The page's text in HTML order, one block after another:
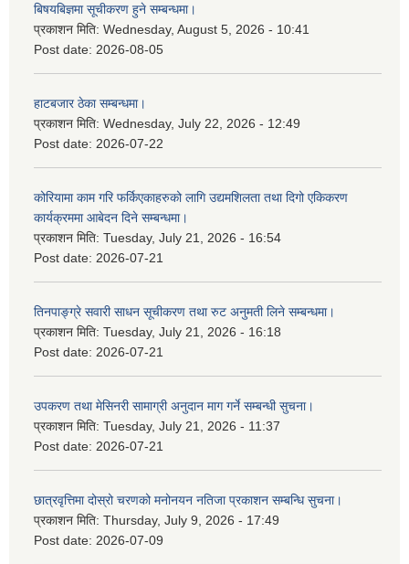
बिषयबिज्ञमा सूचीकरण हुने सम्बन्धमा।
प्रकाशन मिति: Wednesday, August 5, 2026 - 10:41
Post date: 2026-08-05
हाटबजार ठेका सम्बन्धमा।
प्रकाशन मिति: Wednesday, July 22, 2026 - 12:49
Post date: 2026-07-22
कोरियामा काम गरि फर्किएकाहरुको लागि उद्यमशिलता तथा दिगो एकिकरण
कार्यक्रममा आबेदन दिने सम्बन्धमा।
प्रकाशन मिति: Tuesday, July 21, 2026 - 16:54
Post date: 2026-07-21
तिनपाङ्ग्रे सवारी साधन सूचीकरण तथा रुट अनुमती लिने सम्बन्धमा।
प्रकाशन मिति: Tuesday, July 21, 2026 - 16:18
Post date: 2026-07-21
उपकरण तथा मेसिनरी सामाग्री अनुदान माग गर्ने सम्बन्धी सुचना।
प्रकाशन मिति: Tuesday, July 21, 2026 - 11:37
Post date: 2026-07-21
छात्रवृत्तिमा दोस्रो चरणको मनोनयन नतिजा प्रकाशन सम्बन्धि सुचना।
प्रकाशन मिति: Thursday, July 9, 2026 - 17:49
Post date: 2026-07-09